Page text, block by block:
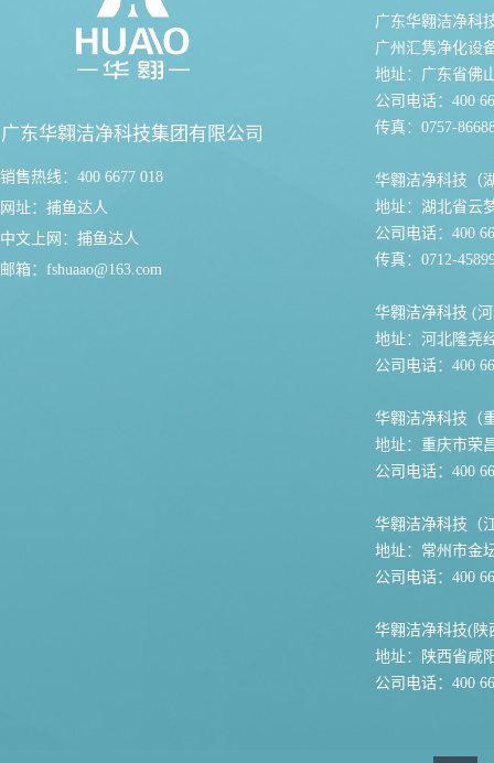
广东华翱洁净科技集团有限公司
销售热线：400 6677 018
网址： 捕鱼达人
中文上网： 捕鱼达人
邮箱： fshuaao@163.com
广东华翱洁净科
广州汇隽净化设
地址：广东省佛
公司电话：400
传真：0757-
华翱洁净科技（
地址：湖北省云
公司电话：400
传真：0712-
华翱洁净科技 (
地址：河北隆尧
公司电话：400
华翱洁净科技（
地址：重庆市荣
公司电话：400
华翱洁净科技（
地址：常州市金
公司电话：400
华翱洁净科技(陕
地址：陕西省咸
公司电话：400